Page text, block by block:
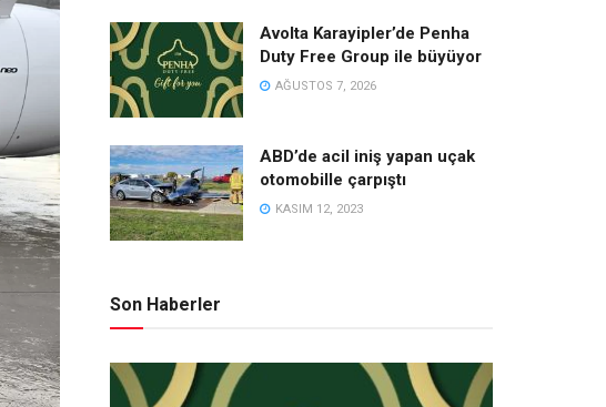
Avolta Karayipler’de Penha
Duty Free Group ile büyüyor
AĞUSTOS 7, 2026
ABD’de acil iniş yapan uçak
otomobille çarpıştı
KASIM 12, 2023
Son Haberler